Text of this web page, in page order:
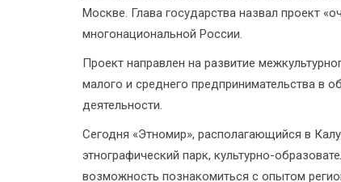
Москве. Глава государства назвал проект
многонациональной России.
Проект направлен на развитие
малого и среднего предпринимательства в
деятельности.
Сегодня «Этномир», располагающийся в
этнографический парк, культурно-
возможность познакомиться с опытом